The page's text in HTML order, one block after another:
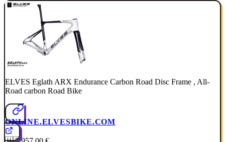
ELVES Eglath ARX Endurance Carbon Road Disc Frame , All-
Road carbon Road Bike
ONLINE.ELVESBIKE.COM